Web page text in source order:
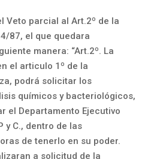
Veto parcial al Art.2º de la
87, el que quedara
manera: “Art.2º. La
el articulo 1º de la
podrá solicitar los
químicos y bacteriológicos,
el Departamento Ejecutivo
y C., dentro de las
de tenerlo en su poder.
a solicitud de la